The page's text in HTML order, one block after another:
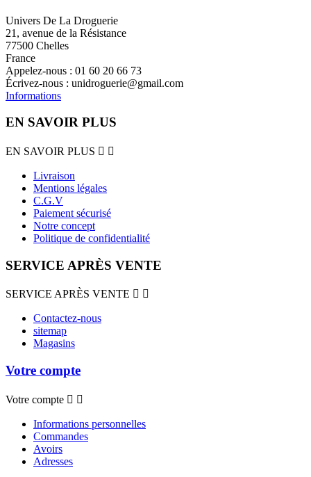
Univers De La Droguerie
21, avenue de la Résistance
77500 Chelles
France
Appelez-nous : 01 60 20 66 73
Écrivez-nous : unidroguerie@gmail.com
Informations
EN SAVOIR PLUS
EN SAVOIR PLUS  
Livraison
Mentions légales
C.G.V
Paiement sécurisé
Notre concept
Politique de confidentialité
SERVICE APRÈS VENTE
SERVICE APRÈS VENTE  
Contactez-nous
sitemap
Magasins
Votre compte
Votre compte  
Informations personnelles
Commandes
Avoirs
Adresses